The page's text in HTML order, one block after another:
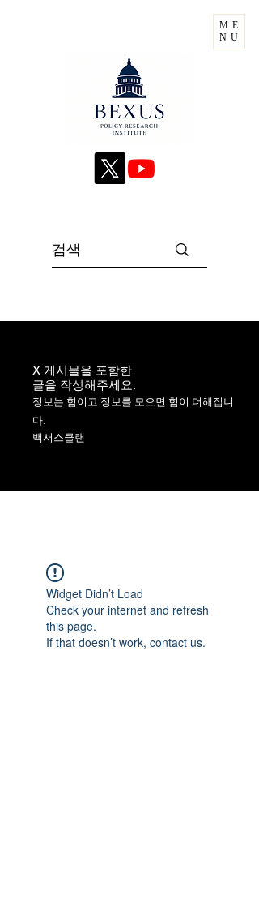
ME
NU
X 게시물을 포함한
​글을 작성해주세요.
정보는 힘이고 정보를 모으면 힘이 더해집니
다.
백서스클랜
Widget Didn’t Load
Check your internet and refresh
this page.
If that doesn’t work, contact us.